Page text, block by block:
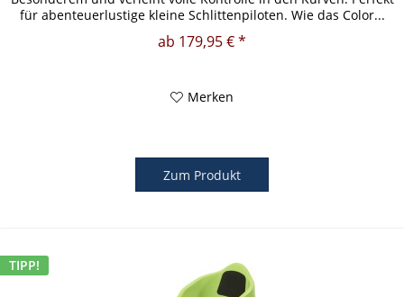
für abenteuerlustige kleine Schlittenpiloten. Wie das Color...
ab 179,95 € *
Merken
Zum Produkt
TIPP!